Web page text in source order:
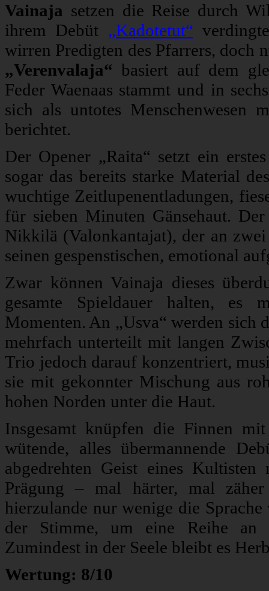
Vainaja setzen die Reise durch
ihrem Debüt „Kadotetut“
wirren Predigten des Pfarrers, doch
„Verenvalaja“ basiert auf dem
Feder Waenaas stammt und in
sich als untotes Menschenwesen
berichtet.
Der Opener „Raita“ setzt ein
sogar das bereits starke Material
wuchtige Zeitlupenentladungen,
für sieben Minuten Gänsehaut.
Nikkilä (Valonkantajat), der an
seinen gespenstischen, emotional
Zwar können Vainaja dieses
gesamte Spieldauer halten, es
Momenten. An „Usva“ werden sich
mehrfach unterteilt mit langen
Trio jedoch darauf konzentriert,
sie mit gekonnter Mischung aus
hohen Norden unter die Haut.
Insgesamt knüpfen die Finnen
wütende, alles übermannende
abgedrehten Geist eines
Prägung – mal härter, mal
hierzulande nur wenige die
der Stimme, um eine Reihe an
Zumindest in der Seele bleibt es
Wertung: 8/10